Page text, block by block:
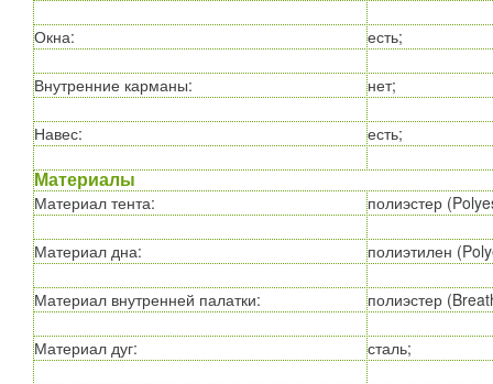
Окна: есть;
Внутренние карманы: нет;
Навес: есть;
Материалы
Материал тента: полиэстер
Материал дна: полиэтилен
Материал внутренней палатки: полиэстер
Материал дуг: сталь;